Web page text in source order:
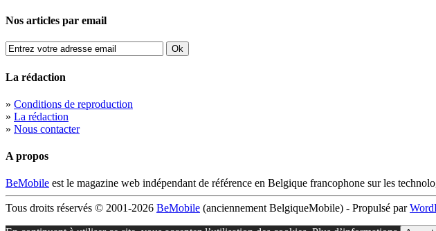
Nos articles par email
La rédaction
» Conditions de reproduction
» La rédaction
» Nous contacter
A propos
BeMobile est le magazine web indépendant de référence en Belgique francophone sur les
Tous droits réservés © 2001-2026 BeMobile (anciennement BelgiqueMobile) - Propulsé par